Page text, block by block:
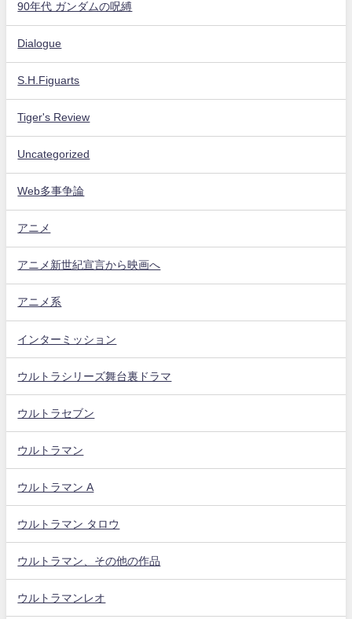
90年代 ガンダムの呪縛
Dialogue
S.H.Figuarts
Tiger's Review
Uncategorized
Web多事争論
アニメ
アニメ新世紀宣言から映画へ
アニメ系
インターミッション
ウルトラシリーズ舞台裏ドラマ
ウルトラセブン
ウルトラマン
ウルトラマン A
ウルトラマン タロウ
ウルトラマン、その他の作品
ウルトラマンレオ